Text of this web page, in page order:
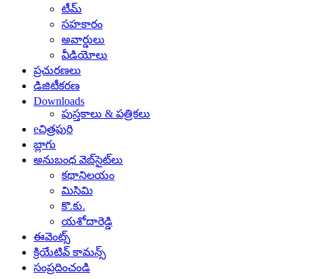
టీమ్
సహకారం
అవార్డులు
వీడియోలు
ప్రచురణలు
డిజిటీకరణ
Downloads
పుస్తకాలు & పత్రికలు
eచిత్రపురి
బ్లాగు
అనుబంధ వెబ్‌సైట్‌లు
కథానిలయం
మిసిమి
కొ.కు.
యశోదారెడ్డి
ఈవెంట్స్
క్రియేటివ్ కామన్స్
సంప్రదించండి